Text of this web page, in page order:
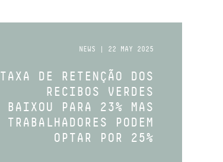
NEWS | 22 MAY 2025
TAXA DE RETENÇÃO DOS
RECIBOS VERDES
BAIXOU PARA 23% MAS
TRABALHADORES PODEM
OPTAR POR 25%